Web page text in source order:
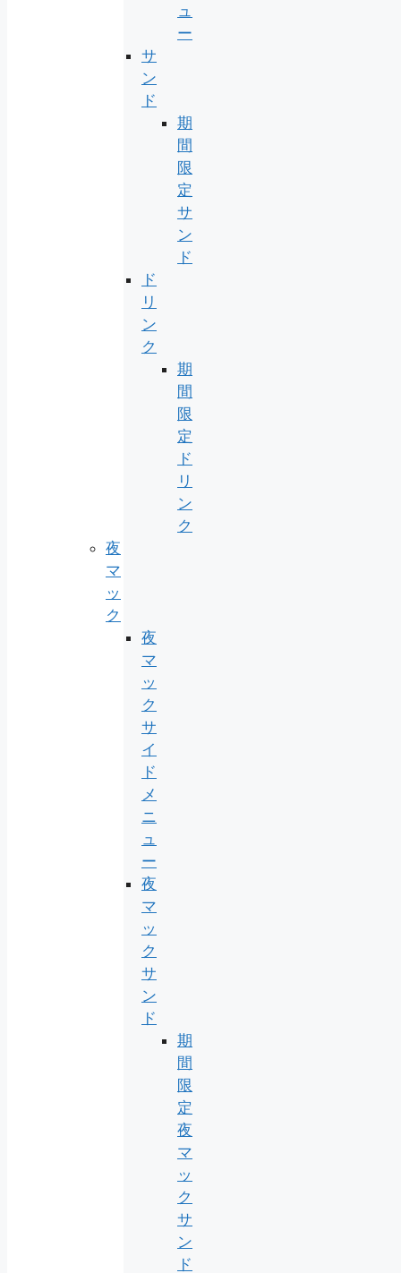
ュ
ー
サ
ン
ド
期
間
限
定
サ
ン
ド
ド
リ
ン
ク
期
間
限
定
ド
リ
ン
ク
夜
マ
ッ
ク
夜
マ
ッ
ク
サ
イ
ド
メ
ニ
ュ
ー
夜
マ
ッ
ク
サ
ン
ド
期
間
限
定
夜
マ
ッ
ク
サ
ン
ド